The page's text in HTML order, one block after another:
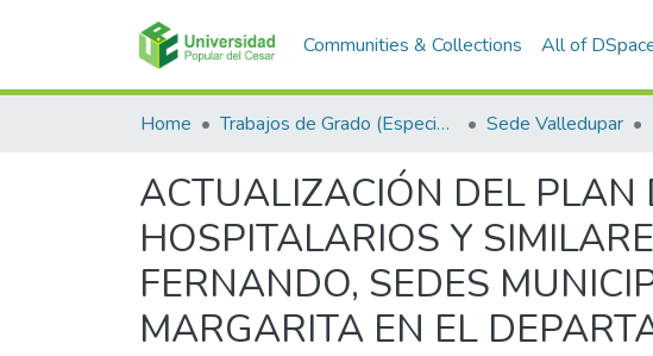
Communities & Collections All of
Home Trabajos de Grado (Especializaciones y Pregrados) Sede Valledupar
ACTUALIZACIÓN DEL PLAN
HOSPITALARIOS Y
FERNANDO, SEDES
MARGARITA EN EL